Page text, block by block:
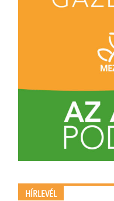
HÍRLEVÉL